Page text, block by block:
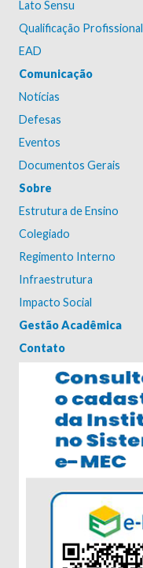
Lato Sensu
Qualificação Profissional
EAD
Comunicação
Notícias
Defesas
Eventos
Documentos Gerais
Sobre
Estrutura de Ensino
Colegiado
Regimento Interno
Infraestrutura
Impacto Social
Gestão Acadêmica
Contato